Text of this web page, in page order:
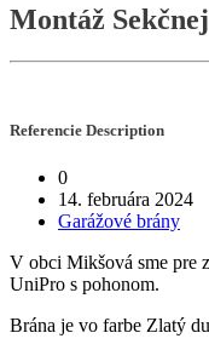
Montáž
Referencie Description
0
14. februára 2024
Garážové brány
V obci Mikšová sme pre
UniPro s pohonom.
Brána je vo farbe Zlatý